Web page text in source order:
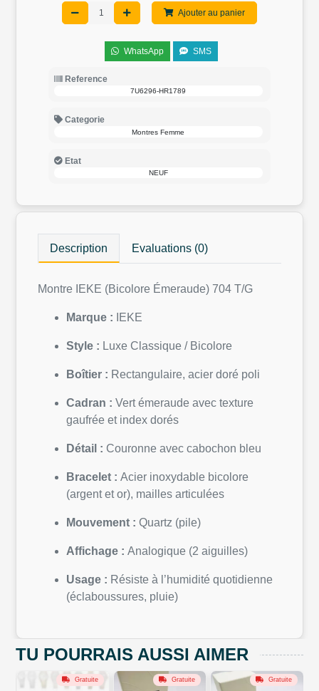
Ajouter au panier
WhatsApp SMS
Reference
7U6296-HR1789
Categorie
Montres Femme
Etat
NEUF
Description Evaluations (0)
Montre IEKE (Bicolore Émeraude) 704 T/G
Marque : IEKE
Style : Luxe Classique / Bicolore
Boîtier : Rectangulaire, acier doré poli
Cadran : Vert émeraude avec texture
gaufrée et index dorés
Détail : Couronne avec cabochon bleu
Bracelet : Acier inoxydable bicolore
(argent et or), mailles articulées
Mouvement : Quartz (pile)
Affichage : Analogique (2 aiguilles)
Usage : Résiste à l’humidité quotidienne
(éclaboussures, pluie)
TU POURRAIS AUSSI AIMER
Gratuite Gratuite Gratuite